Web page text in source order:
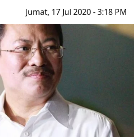
Jumat, 17 Jul 2020 - 3:18 PM